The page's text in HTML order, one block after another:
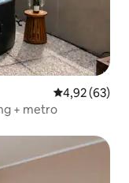
4,92 ud af 5 i
4,92 (63)
+ metro